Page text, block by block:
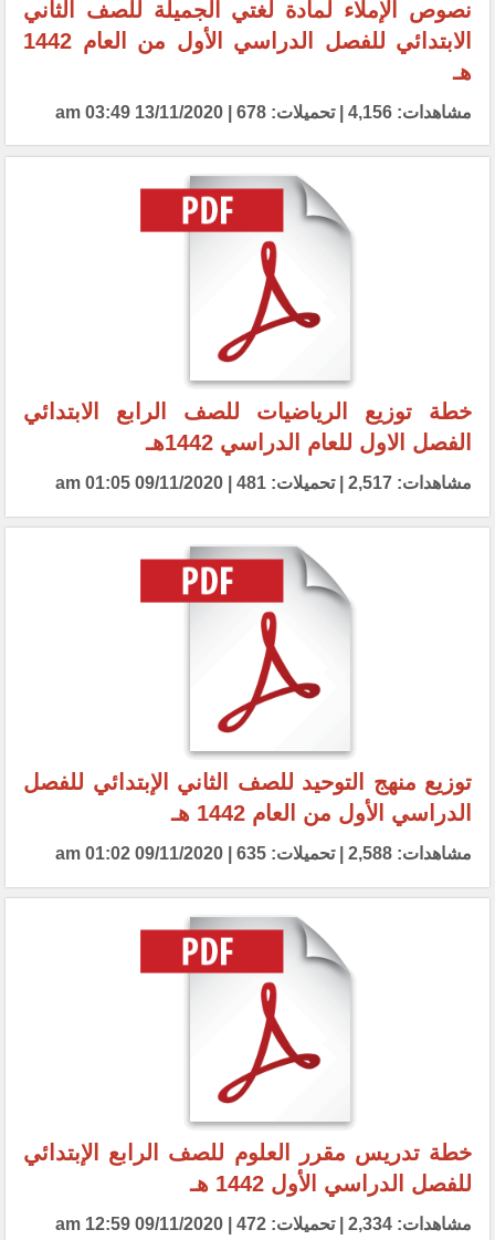
نصوص الإملاء لمادة لغتي الجميلة للصف الثاني
الابتدائي للفصل الدراسي الأول من العام 1442
هـ
مشاهدات: 4,156 | تحميلات: 678 | 13/11/2020 03:49 am
خطة توزيع الرياضيات للصف الرابع الابتدائي
الفصل الاول للعام الدراسي 1442هـ
مشاهدات: 2,517 | تحميلات: 481 | 09/11/2020 01:05 am
توزيع منهج التوحيد للصف الثاني الإبتدائي للفصل
الدراسي الأول من العام 1442 هـ
مشاهدات: 2,588 | تحميلات: 635 | 09/11/2020 01:02 am
خطة تدريس مقرر العلوم للصف الرابع الإبتدائي
للفصل الدراسي الأول 1442 هـ
مشاهدات: 2,334 | تحميلات: 472 | 09/11/2020 12:59 am